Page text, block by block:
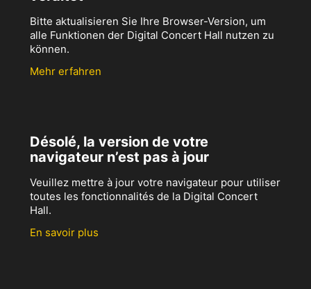
Bitte aktualisieren Sie Ihre Browser-Version, um
alle Funktionen der Digital Concert Hall nutzen zu
können.
Mehr erfahren
Désolé, la version de votre
navigateur n’est pas à jour
Veuillez mettre à jour votre navigateur pour utiliser
toutes les fonctionnalités de la Digital Concert
Hall.
En savoir plus